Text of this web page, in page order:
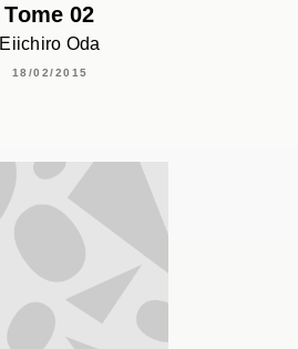
Tome 02
Eiichiro Oda
18/02/2015